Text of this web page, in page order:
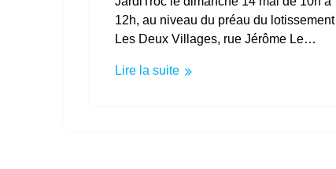
12h, au niveau du préau du lotissement
Les Deux Villages, rue Jérôme Le…
Lire la suite